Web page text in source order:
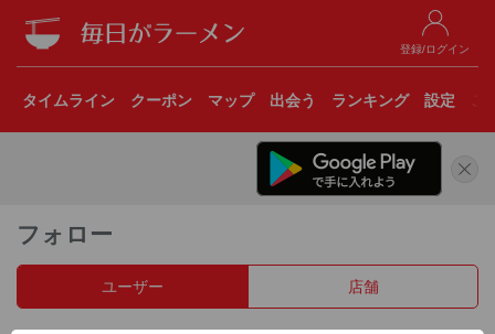
登録/ログイン
タイムライン クーポン マップ 出会う ランキング 設定
フォロー
ユーザー 店舗